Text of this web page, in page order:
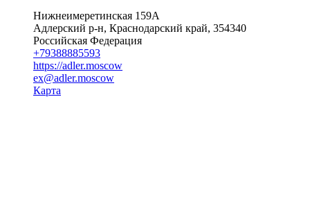
Нижнеимеретинская 159А
Адлерский р-н, Краснодарский край, 354340
Российская Федерация
+79388885593
https://adler.moscow
ex@adler.moscow
Карта